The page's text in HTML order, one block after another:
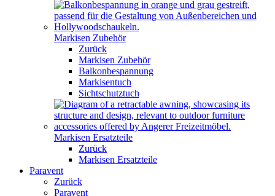
Markisen Zubehör
Zurück
Markisen Zubehör
Balkonbespannung
Markisentuch
Sichtschutztuch
Markisen Ersatzteile
Zurück
Markisen Ersatzteile
Paravent
Zurück
Paravent